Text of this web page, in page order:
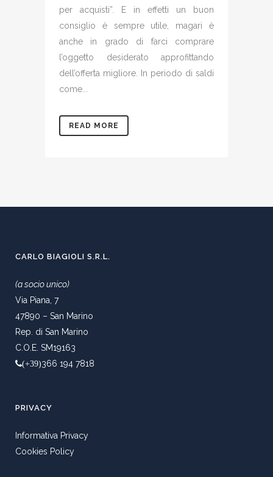
per acquisti”. E in effetti un buon
consiglio è sempre utile, magari è
anche in grado di farci comprare
l’oggetto desiderato approfittando
dell’offerta migliore. In periodo di saldi
come...
READ MORE
CARLO BIAGIOLI S.R.L.
(a socio unico)
Via Piana, 7
47890 – San Marino
Rep. di San Marino
C.O.E. SM19163
(+39)366 194 7818
PRIVACY
Informativa Privacy
Cookies Policy